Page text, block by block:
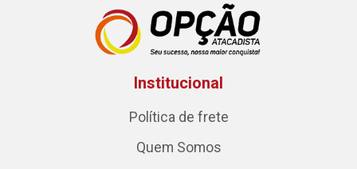
Institucional
Política de frete
Quem Somos